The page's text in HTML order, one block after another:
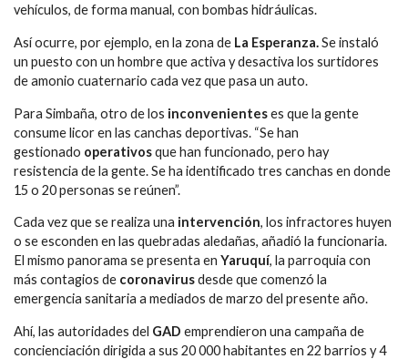
vehículos, de forma manual, con bombas hidráulicas.
Así ocurre, por ejemplo, en la zona de La Esperanza.Se instaló
un puesto con un hombre que activa y desactiva los surtidores
de amonio cuaternario cada vez que pasa un auto.
Para Simbaña, otro de los inconvenienteses que la gente
consume licor en las canchas deportivas. “Se han
gestionado operativosque han funcionado, pero hay
resistencia de la gente. Se ha identificado tres canchas en donde
15 o 20 personas se reúnen”.
Cada vez que se realiza una intervención, los infractores huyen
o se esconden en las quebradas aledañas, añadió la funcionaria.
El mismo panorama se presenta en Yaruquí, la parroquia con
más contagios de coronavirusdesde que comenzó la
emergencia sanitaria a mediados de marzo del presente año.
Ahí, las autoridades del GAD emprendieron una campaña de
concienciación dirigida a sus 20 000 habitantes en 22 barrios y 4